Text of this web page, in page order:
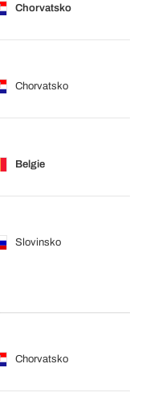
Chorvatsko
Chorvatsko
Belgie
Slovinsko
Chorvatsko